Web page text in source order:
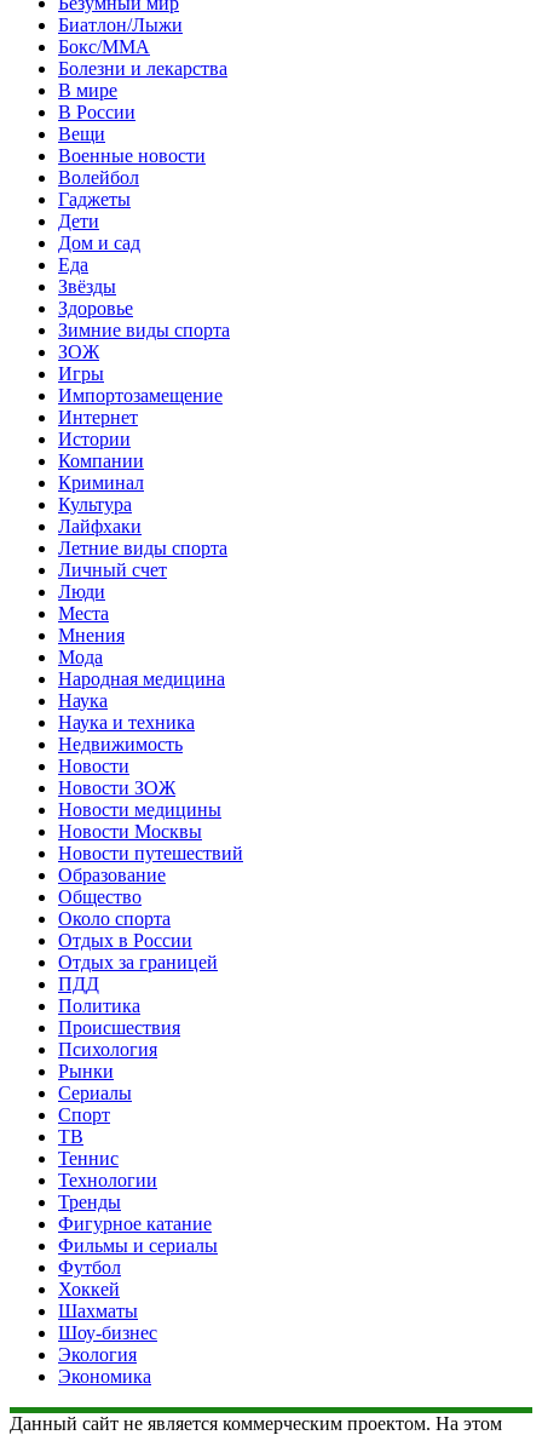
Биатлон/Лыжи
Бокс/MMA
Болезни и лекарства
В мире
В России
Вещи
Военные новости
Волейбол
Гаджеты
Дети
Дом и сад
Еда
Звёзды
Здоровье
Зимние виды спорта
ЗОЖ
Игры
Импортозамещение
Интернет
Истории
Компании
Криминал
Культура
Лайфхаки
Летние виды спорта
Личный счет
Люди
Места
Мнения
Мода
Народная медицина
Наука
Наука и техника
Недвижимость
Новости
Новости ЗОЖ
Новости медицины
Новости Москвы
Новости путешествий
Образование
Общество
Около спорта
Отдых в России
Отдых за границей
ПДД
Политика
Происшествия
Психология
Рынки
Сериалы
Спорт
ТВ
Теннис
Технологии
Тренды
Фигурное катание
Фильмы и сериалы
Футбол
Хоккей
Шахматы
Шоу-бизнес
Экология
Экономика
Данный сайт не является коммерческим проектом. На этом